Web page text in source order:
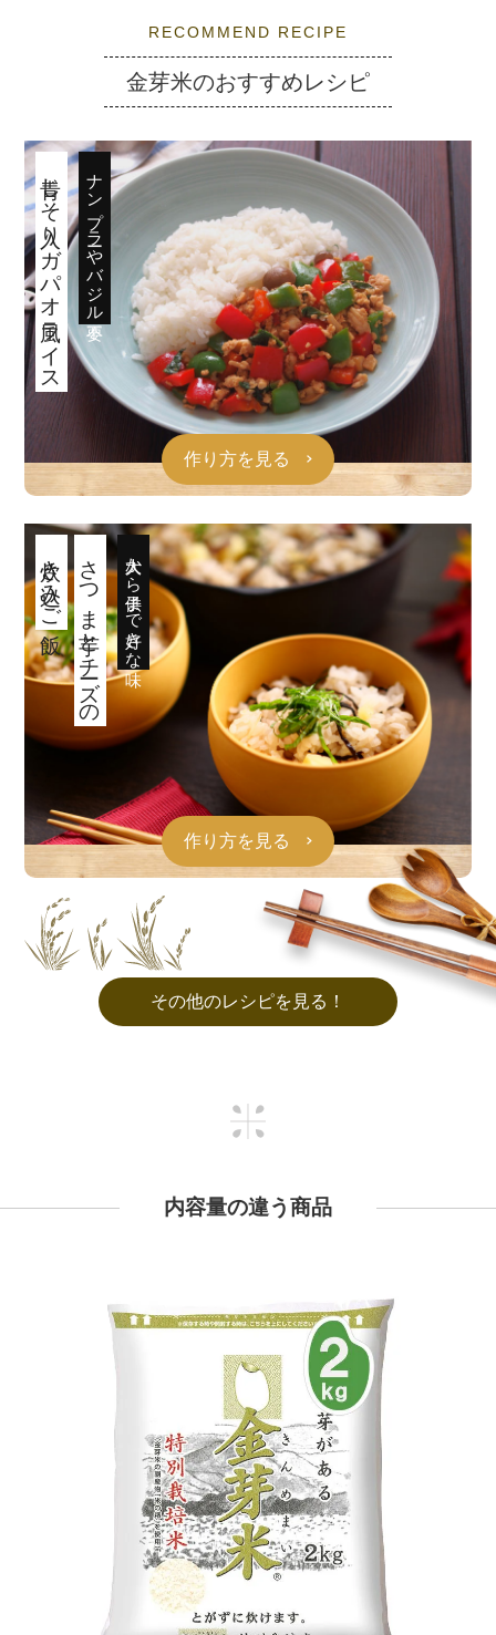
RECOMMEND RECIPE
金芽米のおすすめレシピ
ナンプラーやバジル不要
青じそ入りガパオ風ライス
作り方を見る
大人から子供まで好きな味
さつま芋とチーズの
炊き込みご飯
作り方を見る
その他のレシピを見る！
内容量の違う商品